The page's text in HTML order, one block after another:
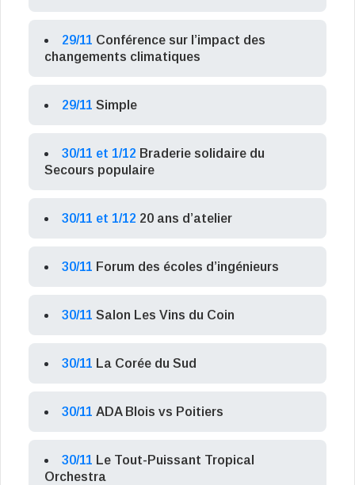
29/11 Conférence sur l’impact des
changements climatiques
29/11 Simple
30/11 et 1/12 Braderie solidaire du
Secours populaire
30/11 et 1/12 20 ans d’atelier
30/11 Forum des écoles d’ingénieurs
30/11 Salon Les Vins du Coin
30/11 La Corée du Sud
30/11 ADA Blois vs Poitiers
30/11 Le Tout-Puissant Tropical
Orchestra